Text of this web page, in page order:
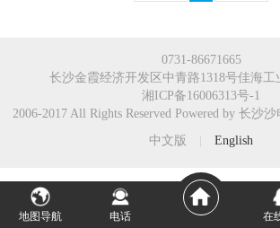
0731-86671665
长沙金霞经济开发区中青路1318号佳海工
湘ICP备16006313号-1
2006-2017 All Rights Reserved Powered by 长沙
中文版
English
地图导航 电话 在